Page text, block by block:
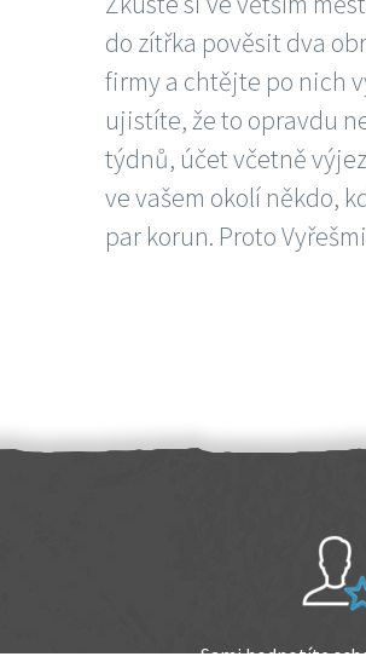
do zítřka pověsit dva
firmy a chtějte po nich
ujistíte, že to opravdu
týdnů, účet včetně
ve vašem okolí někdo,
par korun. Proto
Sami hodnotíte